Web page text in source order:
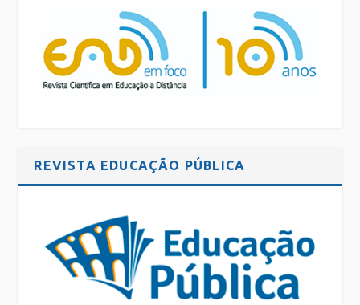
REVISTA EDUCAÇÃO PÚBLICA